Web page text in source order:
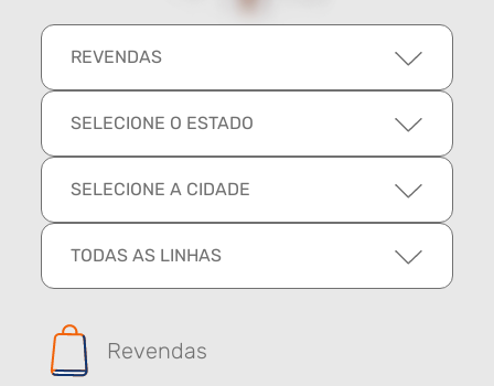
REVENDAS
SELECIONE O ESTADO
SELECIONE A CIDADE
TODAS AS LINHAS
Revendas